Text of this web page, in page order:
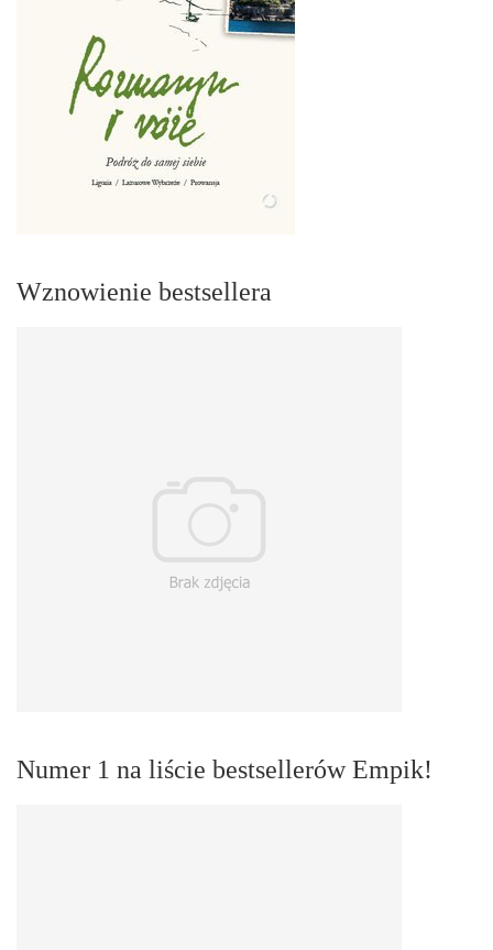
Wznowienie bestsellera
Numer 1 na liście bestsellerów Empik!